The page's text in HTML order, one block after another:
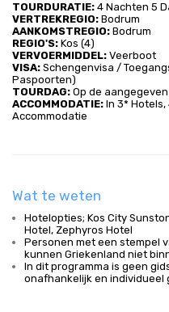
TOURDURATIE: 4 Nachten 5
VERTREKREGIO: Bodrum
AANKOMSTREGIO: Bodrum
REGIO'S: Kos (4)
VERVOERMIDDEL: Veerboot
VISA: Schengenvisa /
Paspoorten)
TOURDAG: Op de
ACCOMMODATIE: In 3*
Accommodatie
Wat te weten
Hotelopties; Kos City
Hotel, Zephyros Hotel
Personen met een stempel
kunnen Griekenland niet
In dit programma is geen
onafhankelijk en individueel